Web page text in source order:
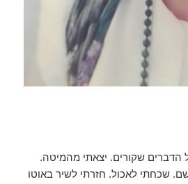
שקורים. יצאתי מהמיטה.
שכחתי לאכול. חזרתי לשיר באוטו